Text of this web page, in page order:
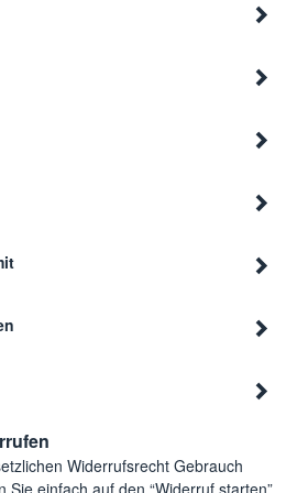
Widerrufsrecht Gebrauch
Sie einfach auf den “Widerruf starten”